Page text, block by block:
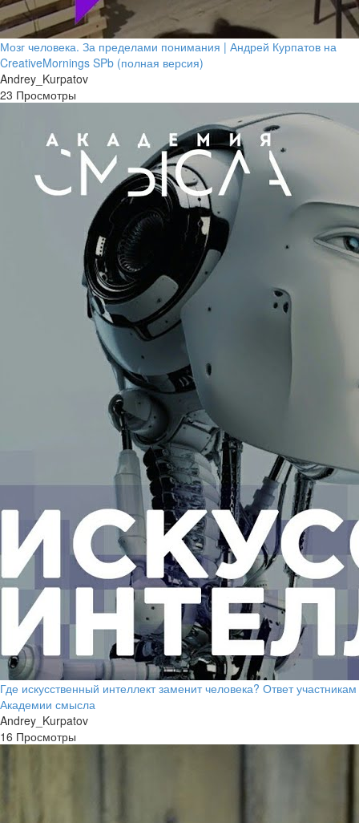
Мозг человека. За пределами понимания | Андрей Курпатов на
CreativeMornings SPb (полная версия)
Andrey_Kurpatov
23 Просмотры
Где искусственный интеллект заменит человека? Ответ участникам
Академии смысла
Andrey_Kurpatov
16 Просмотры